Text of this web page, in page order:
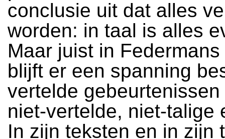
conclusie uit dat alles
worden: in taal is alles
Maar juist in
blijft er een spanning
vertelde
niet-vertelde, niet-talige
In zijn teksten en in zijn